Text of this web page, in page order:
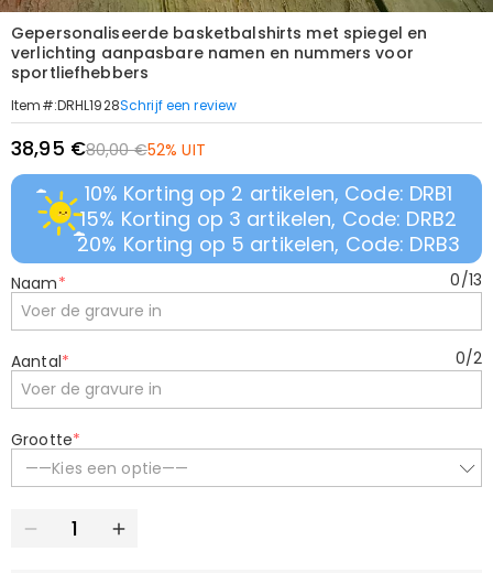
Gepersonaliseerde basketbalshirts met spiegel en
verlichting aanpasbare namen en nummers voor
sportliefhebbers
Item#:DRHL1928Schrijf een review
38,95 €80,00 €52% UIT
10% Korting op 2 artikelen, Code: DRB1
15% Korting op 3 artikelen, Code: DRB2
20% Korting op 5 artikelen, Code: DRB3
Naam* 0/13
Aantal* 0/2
Grootte*
——Kies een optie——